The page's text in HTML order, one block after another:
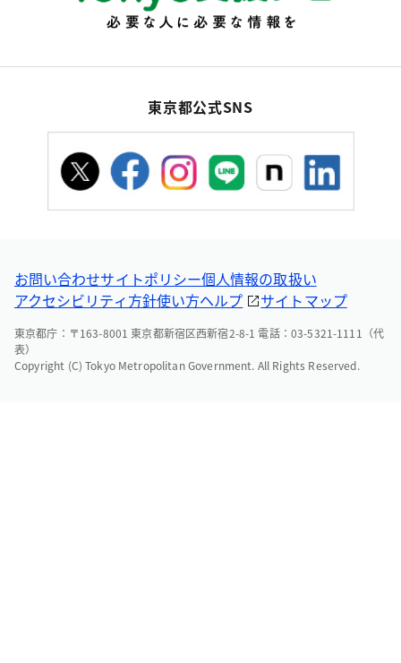
東京都公式SNS
お問い合わせサイトポリシー個人情報の取扱い
アクセシビリティ方針使い方ヘルプ サイトマップ
東京都庁：〒163-8001 東京都新宿区西新宿2-8-1 電話：03-5321-1111（代
表）
Copyright (C) Tokyo Metropolitan Government. All Rights Reserved.